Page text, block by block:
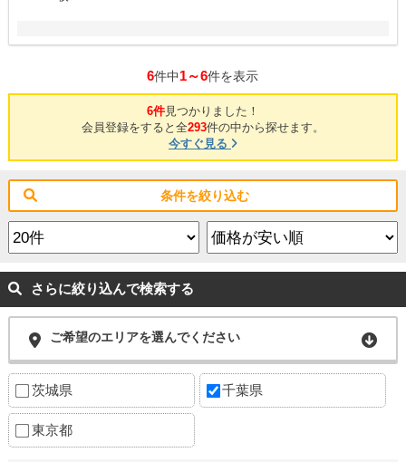
6件中1～6件を表示
6件見つかりました！
会員登録をすると全293件の中から探せます。
今すぐ見る
条件を絞り込む
さらに絞り込んで検索する
ご希望のエリアを選んでください
茨城県 千葉県
東京都